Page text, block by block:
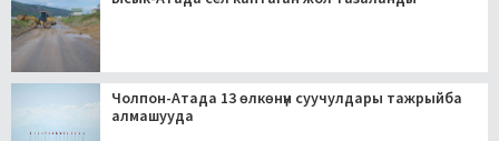
Чолпон-Атада 13 өлкөнүн суучулдары тажрыйба
алмашууда